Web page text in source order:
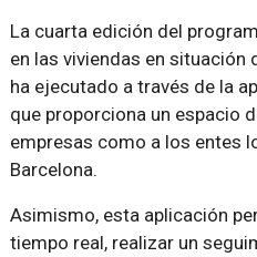
La cuarta edición del
en las viviendas en situación
ha ejecutado a través de la
que proporciona un espacio
empresas como a los entes
Barcelona.
Asimismo, esta aplicación
tiempo real, realizar un